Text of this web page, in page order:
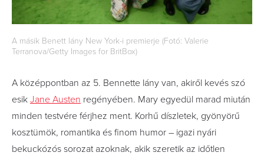
A másik Benett lány New York-i premierje (Fotó: Valerie
Terranova/Getty Images for BritBox)
A középpontban az 5. Bennette lány van, akiről kevés szó
esik Jane Austen regényében. Mary egyedül marad miután
minden testvére férjhez ment. Korhű díszletek, gyönyörű
kosztümök, romantika és finom humor – igazi nyári
bekuckózós sorozat azoknak, akik szeretik az időtlen